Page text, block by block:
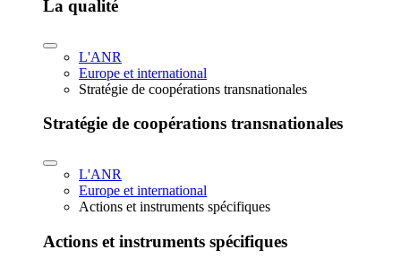
La qualité
L'ANR
Europe et international
Stratégie de coopérations transnationales
Stratégie de coopérations transnationales
L'ANR
Europe et international
Actions et instruments spécifiques
Actions et instruments spécifiques